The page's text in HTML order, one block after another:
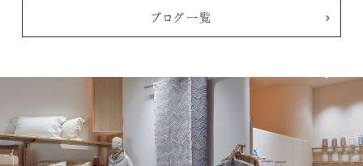
ブログ一覧